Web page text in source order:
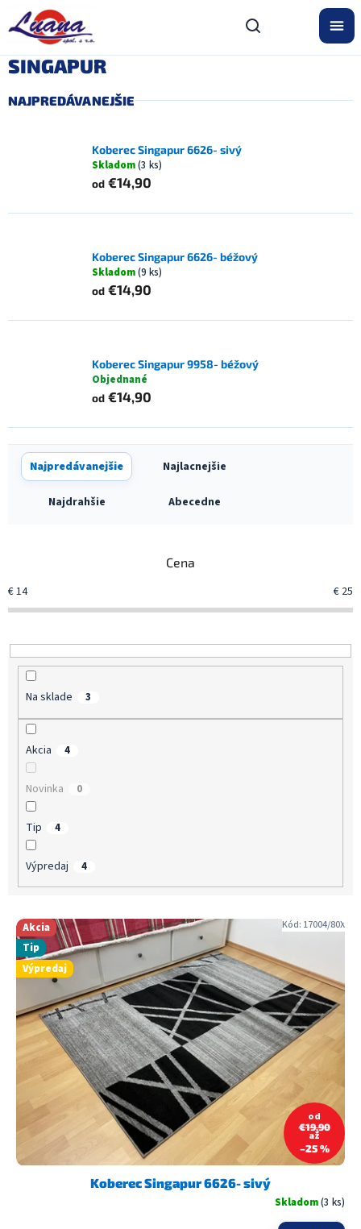
obsah
SINGAPUR
NAJPREDÁVANEJŠIE
Koberec Singapur 6626- sivý
Skladom(3 ks)
od €14,90
Koberec Singapur 6626- béžový
Skladom(9 ks)
od €14,90
Koberec Singapur 9958- béžový
Objednané
od €14,90
R
a
p
u
k
t
v
Najpredávanejšie Najlacnejšie
Najdrahšie Abecedne
Cena
€14 € 25
Na sklade 3
Akcia 4
Novinka 0
Tip 4
Výpredaj 4
p
p
Akcia
Tip
Výpredaj
od
€19,90
až
–25 %
Koberec Singapur 6626- sivý
Skladom(3 ks)
Kód: 17004/80X